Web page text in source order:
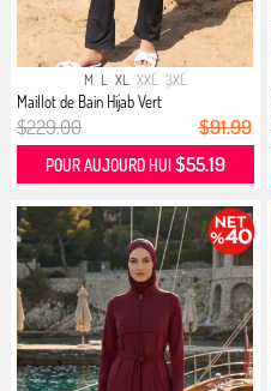
M L XL XXL 3XL
Maillot de Bain Hijab Vert
$229.00 $91.99
POUR AUJOURD HUI $55.19